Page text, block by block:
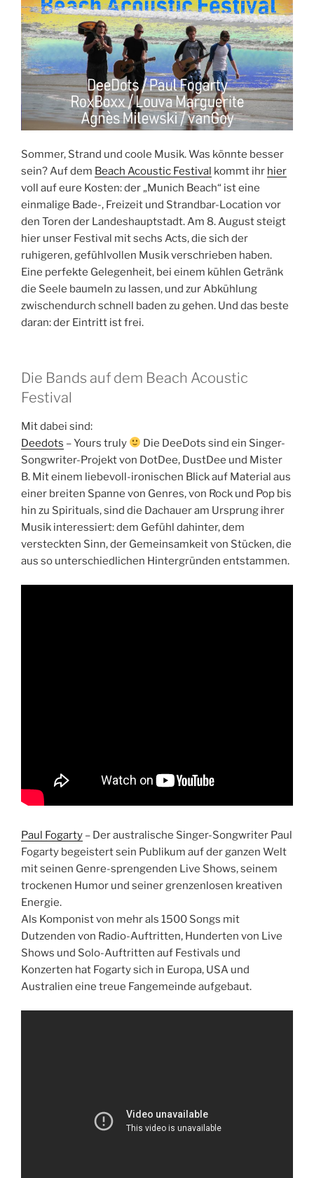
Sommer, Strand und coole Musik. Was könnte besser
sein? Auf dem Beach Acoustic Festival kommt ihr hier
voll auf eure Kosten: der „Munich Beach“ ist eine
einmalige Bade-, Freizeit und Strandbar-Location vor
den Toren der Landeshauptstadt. Am 8. August steigt
hier unser Festival mit sechs Acts, die sich der
ruhigeren, gefühlvollen Musik verschrieben haben.
Eine perfekte Gelegenheit, bei einem kühlen Getränk
die Seele baumeln zu lassen, und zur Abkühlung
zwischendurch schnell baden zu gehen. Und das beste
daran: der Eintritt ist frei.
Die Bands auf dem Beach Acoustic
Festival
Mit dabei sind:
Deedots – Yours truly
Die DeeDots sind ein Singer-
Songwriter-Projekt von DotDee, DustDee und Mister
B. Mit einem liebevoll-ironischen Blick auf Material aus
einer breiten Spanne von Genres, von Rock und Pop bis
hin zu Spirituals, sind die Dachauer am Ursprung ihrer
Musik interessiert: dem Gefühl dahinter, dem
versteckten Sinn, der Gemeinsamkeit von Stücken, die
aus so unterschiedlichen Hintergründen entstammen.
Paul Fogarty – Der australische Singer-Songwriter Paul
Fogarty begeistert sein Publikum auf der ganzen Welt
mit seinen Genre-sprengenden Live Shows, seinem
trockenen Humor und seiner grenzenlosen kreativen
Energie.
Als Komponist von mehr als 1500 Songs mit
Dutzenden von Radio-Auftritten, Hunderten von Live
Shows und Solo-Auftritten auf Festivals und
Konzerten hat Fogarty sich in Europa, USA und
Australien eine treue Fangemeinde aufgebaut.